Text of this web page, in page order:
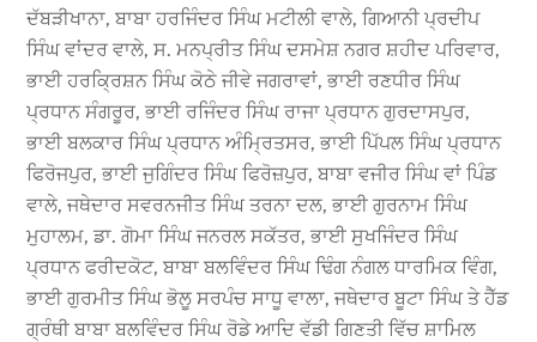
ਦੱਬੜੀਖਾਨਾ, ਬਾਬਾ ਹਰਜਿੰਦਰ ਸਿੰਘ ਮਟੀਲੀ ਵਾਲੇ, ਗਿਆਨੀ ਪ੍ਰਦੀਪ
ਸਿੰਘ ਵਾਂਦਰ ਵਾਲੇ, ਸ. ਮਨਪ੍ਰੀਤ ਸਿੰਘ ਦਸਮੇਸ਼ ਨਗਰ ਸ਼ਹੀਦ ਪਰਿਵਾਰ,
ਭਾਈ ਹਰਕ੍ਰਿਸ਼ਨ ਸਿੰਘ ਕੋਠੇ ਜੀਵੇ ਜਗਰਾਵਾਂ, ਭਾਈ ਰਣਧੀਰ ਸਿੰਘ
ਪ੍ਰਧਾਨ ਸੰਗਰੂਰ, ਭਾਈ ਰਜਿੰਦਰ ਸਿੰਘ ਰਾਜਾ ਪ੍ਰਧਾਨ ਗੁਰਦਾਸਪੁਰ,
ਭਾਈ ਬਲਕਾਰ ਸਿੰਘ ਪ੍ਰਧਾਨ ਅੰਮ੍ਰਿਤਸਰ, ਭਾਈ ਪਿੱਪਲ ਸਿੰਘ ਪ੍ਰਧਾਨ
ਫਿਰੋਜਪੁਰ, ਭਾਈ ਜੁਗਿੰਦਰ ਸਿੰਘ ਫਿਰੋਜ਼ਪੁਰ, ਬਾਬਾ ਵਜੀਰ ਸਿੰਘ ਵਾਂ ਪਿੰਡ
ਵਾਲੇ, ਜਥੇਦਾਰ ਸਵਰਨਜੀਤ ਸਿੰਘ ਤਰਨਾ ਦਲ, ਭਾਈ ਗੁਰਨਾਮ ਸਿੰਘ
ਮੁਹਾਲਮ, ਡਾ. ਗੋਮਾ ਸਿੰਘ ਜਨਰਲ ਸਕੱਤਰ, ਭਾਈ ਸੁਖਜਿੰਦਰ ਸਿੰਘ
ਪ੍ਰਧਾਨ ਫਰੀਦਕੋਟ, ਬਾਬਾ ਬਲਵਿੰਦਰ ਸਿੰਘ ਢਿੰਗ ਨੰਗਲ ਧਾਰਮਿਕ ਵਿੰਗ,
ਭਾਈ ਗੁਰਮੀਤ ਸਿੰਘ ਭੋਲੂ ਸਰਪੰਚ ਸਾਧੂ ਵਾਲਾ, ਜਥੇਦਾਰ ਬੂਟਾ ਸਿੰਘ ਤੇ ਹੈੱਡ
ਗ੍ਰੰਥੀ ਬਾਬਾ ਬਲਵਿੰਦਰ ਸਿੰਘ ਰੋਡੇ ਆਦਿ ਵੱਡੀ ਗਿਣਤੀ ਵਿੱਚ ਸ਼ਾਮਿਲ